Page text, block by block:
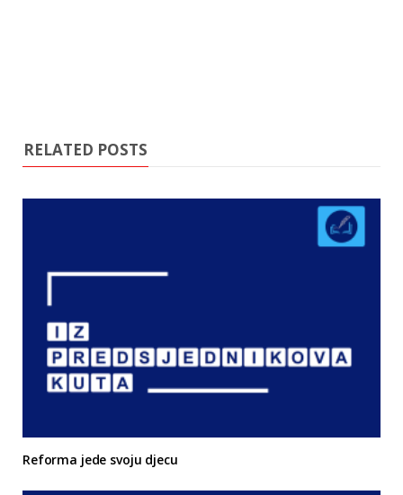
RELATED POSTS
Reforma jede svoju djecu